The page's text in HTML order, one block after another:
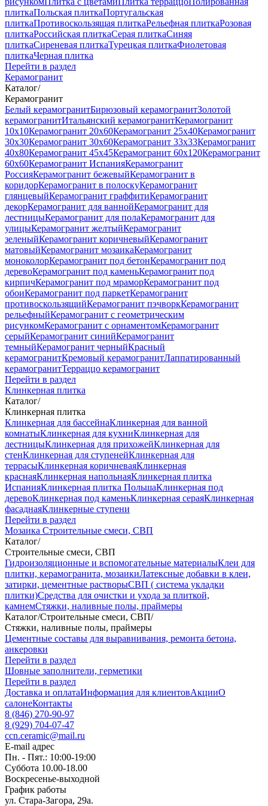
плиткаПольская плиткаПортугальская
плиткаПротивоскользящая плиткаРельефная плиткаРозовая
плиткаРоссийская плиткаСерая плиткаСиняя
плиткаСиреневая плиткаТурецкая плиткаФиолетовая
плиткаЧерная плитка
Перейти в раздел
Керамогранит
Каталог/
Керамогранит
Белый керамогранитБирюзовый керамогранитЗолотой
керамогранитИтальянский керамогранитКерамогранит
10x10Керамогранит 20x60Керамогранит 25x40Керамогранит
30x30Керамогранит 30x60Керамогранит 33x33Керамогранит
40x80Керамогранит 45x45Керамогранит 60x120Керамогранит
60x60Керамогранит ИспанияКерамогранит
РоссияКерамогранит бежевыйКерамогранит в
коридорКерамогранит в полоскуКерамогранит
глянцевыйКерамогранит граффитиКерамогранит
декорКерамогранит для ваннойКерамогранит для
лестницыКерамогранит для полаКерамогранит для
улицыКерамогранит желтыйКерамогранит
зеленыйКерамогранит коричневыйКерамогранит
матовыйКерамогранит мозаикаКерамогранит
моноколорКерамогранит под бетонКерамогранит под
деревоКерамогранит под каменьКерамогранит под
кирпичКерамогранит под мраморКерамогранит под
обоиКерамогранит под паркетКерамогранит
противоскользящийКерамогранит пэчворкКерамогранит
рельефныйКерамогранит с геометрическим
рисункомКерамогранит с орнаментомКерамогранит
серыйКерамогранит синийКерамогранит
темныйКерамогранит черныйКрасный
керамогранитКремовый керамогранитЛаппатированный
керамогранитТерраццо керамогранит
Перейти в раздел
Клинкерная плитка
Каталог/
Клинкерная плитка
Клинкерная для бассейнаКлинкерная для ванной
комнатыКлинкерная для кухниКлинкерная для
лестницыКлинкерная для прихожейКлинкерная для
стенКлинкерная для ступенейКлинкерная для
террасыКлинкерная коричневаяКлинкерная
краснаяКлинкерная напольнаяКлинкерная плитка
ИспанияКлинкерная плитка ПольшаКлинкерная под
деревоКлинкерная под каменьКлинкерная сераяКлинкерная
фасаднаяКлинкерные ступени
Перейти в раздел
Мозаика Строительные смеси, СВП
Каталог/
Строительные смеси, СВП
Гидроизоляционные и вспомогательные материалыКлеи для
плитки, керамогранита, мозаикиЛатексные добавки в клеи,
затирки, цементные растворыСВП ( система укладки
плитки)Средства для очистки и ухода за плиткой,
камнемСтяжки, наливные полы, праймеры
Каталог/Строительные смеси, СВП/
Стяжки, наливные полы, праймеры
Цементные составы для выравнивания, ремонта бетона,
анкеровки
Перейти в раздел
Шовные заполнители, герметики
Перейти в раздел
Доставка и оплатаИнформация для клиентовАкцииО
салонеКонтакты
8 (846) 270-90-97
8 (929) 704-07-47
ccn.ceramic@mail.ru
E-mail адрес
Пн. - Пят.: 10:00-19:00
Суббота 10.00-18.00
Воскресенье-выходной
График работы
ул. Стара-Загора, 29а.